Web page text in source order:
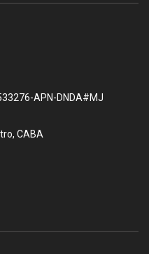
APN-DNDA#MJ
CABA